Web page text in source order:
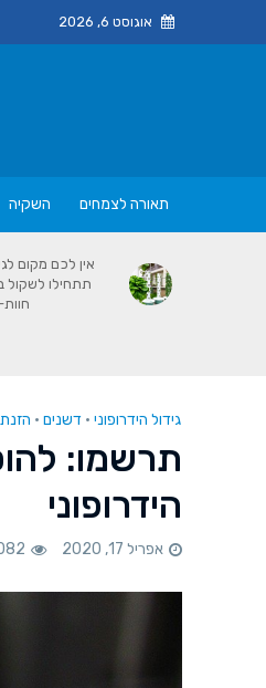
אוגוסט 6, 2026
תאורה לצמחים השקיה
אין לכם מקום
תתחילו לשקול
גידול הידרופוני • דשנים •
תרשמו:
הידרופוני
אפריל 17, 2020 1,082